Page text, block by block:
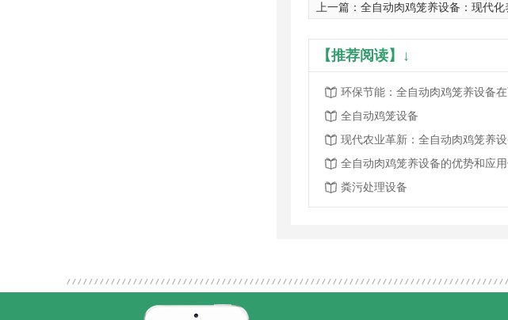
上一篇： 全自动肉鸡笼养设备：现代化养殖
【推荐阅读】↓
全自动鸡笼设备
现代农业革新：全自动肉鸡笼养
全自动肉鸡笼养设备的优势和应
粪污处理设备